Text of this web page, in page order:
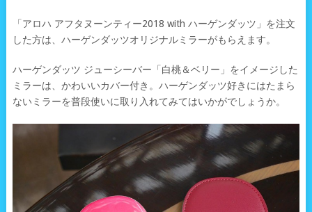
「アロハ アフタヌーンティー2018 with ハーゲンダッツ」を注文
した方は、ハーゲンダッツオリジナルミラーがもらえます。
ハーゲンダッツ ジューシーバー「白桃＆ベリー」をイメージした
ミラーは、かわいいカバー付き。ハーゲンダッツ好きにはたまら
ないミラーを普段使いに取り入れてみてはいかがでしょうか。